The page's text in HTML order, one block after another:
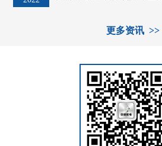
更多资讯 >>